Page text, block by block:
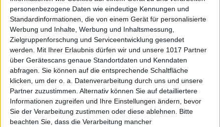
personenbezogene Daten wie eindeutige Kennungen und
Standardinformationen, die von einem Gerät für personalisierte
Werbung und Inhalte, Werbung und Inhaltsmessung,
Zielgruppenforschung und Serviceentwicklung gesendet
werden.
Mit Ihrer Erlaubnis dürfen wir und unsere 1017 Partner
über Gerätescans genaue Standortdaten und Kenndaten
abfragen. Sie können auf die entsprechende Schaltfläche
klicken, um der o. a. Datenverarbeitung durch uns und unsere
Partner zuzustimmen. Alternativ können Sie auf detailliertere
Informationen zugreifen und Ihre Einstellungen ändern, bevor
Sie der Verarbeitung zustimmen oder diese ablehnen.
Bitte
beachten Sie, dass die Verarbeitung mancher